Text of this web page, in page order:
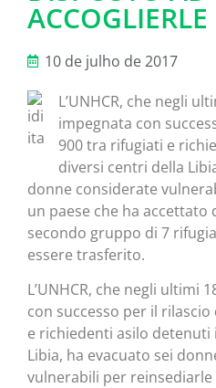
ACCOGLIERLE
10 de julho de 2017
L’UNHCR, che negli
impegnata con
900 tra rifugiati e
diversi centri della
donne considerate
un paese che ha accettato
secondo gruppo di 7
essere trasferito.
L’UNHCR, che negli ultimi
con successo per il
e richiedenti asilo
Libia, ha evacuato sei
vulnerabili per reinsediarle